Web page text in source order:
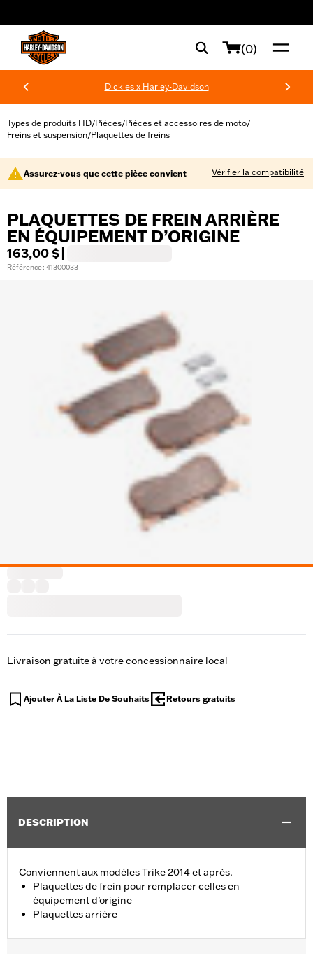
(0)
Dickies x Harley-Davidson
Types de produits HD/Pièces/Pièces et accessoires de moto/
Freins et suspension/Plaquettes de freins
Assurez-vous que cette pièce convient Vérifier la compatibilité
PLAQUETTES DE FREIN ARRIÈRE
EN ÉQUIPEMENT D’ORIGINE
163,00 $
Référence : 41300033
Livraison gratuite à votre concessionnaire local
Ajouter À La Liste De Souhaits Retours gratuits
DESCRIPTION
Conviennent aux modèles Trike 2014 et après.
Plaquettes de frein pour remplacer celles en
équipement d’origine
Plaquettes arrière